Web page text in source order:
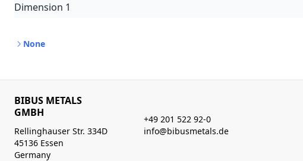
Dimension 1
None
BIBUS METALS
GMBH
Rellinghauser Str. 334D
45136 Essen
Germany
+49 201 522 92-0
info@bibusmetals.de